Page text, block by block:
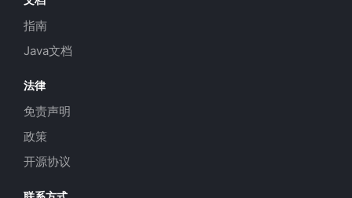
指南
Java文档
法律
免责声明
政策
开源协议